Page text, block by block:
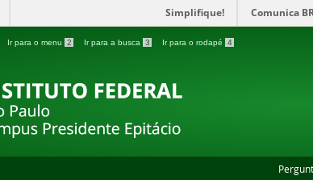
Simplifique! Comunica
Ir para o menu 2 Ir para a busca 3 Ir para o rodapé 4